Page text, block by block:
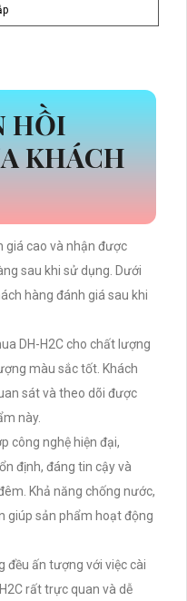
HỒI
KHÁCH
giá cao và nhận được
sau khi sử dụng. Dưới
hàng đánh giá sau khi
DH-H2C cho chất lượng
màu sắc tốt. Khách
sát và theo dõi được
này.
công nghệ hiện đại,
định, đáng tin cậy và
Khả năng chống nước,
giúp sản phẩm hoạt động
đều ấn tượng với việc cài
rất trực quan và dễ